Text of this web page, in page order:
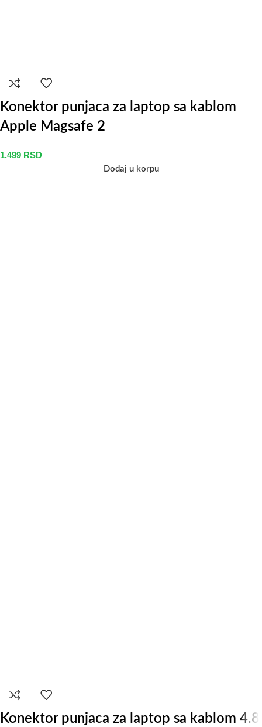
Konektor punjaca za laptop sa kablom
Apple Magsafe 2
1.499 RSD
Dodaj u korpu
Konektor punjaca za laptop sa kablom 4.8